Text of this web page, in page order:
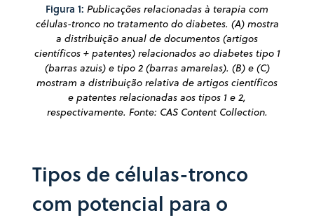
Figura 1: Publicações relacionadas à terapia com
células-tronco no tratamento do diabetes. (A) mostra
a distribuição anual de documentos (artigos
científicos + patentes) relacionados ao diabetes tipo 1
(barras azuis) e tipo 2 (barras amarelas). (B) e (C)
mostram a distribuição relativa de artigos científicos
e patentes relacionadas aos tipos 1 e 2,
respectivamente. Fonte: CAS Content Collection.
Tipos de células-tronco
com potencial para o